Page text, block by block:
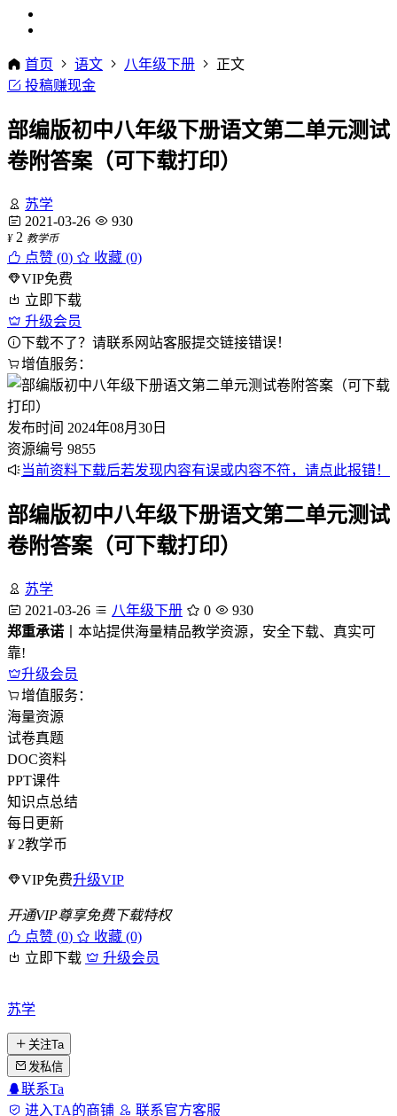
首页 语文 八年级下册
正文
投稿赚现金
部编版初中八年级下册语文第二单元测试
卷附答案（可下载打印）
苏学
2021-03-26
930
¥ 2 教学币
点赞 (0)
收藏 (0)
VIP免费
立即下载
升级会员
下载不了？请联系网站客服提交链接错误！
增值服务：
发布时间 2024年08月30日
资源编号 9855
当前资料下载后若发现内容有误或内容不符，请点此报错！
部编版初中八年级下册语文第二单元测试
卷附答案（可下载打印）
苏学
2021-03-26
八年级下册 0
930
郑重承诺 丨本站提供海量精品教学资源，安全下载、真实可
靠!
升级会员
增值服务：
海量资源
试卷真题
DOC资料
PPT课件
知识点总结
每日更新
¥ 2教学币
VIP免费升级VIP
开通VIP尊享免费下载特权
点赞 (0)
收藏 (0)
立即下载
升级会员
苏学
关注Ta
发私信
联系Ta
进入TA的商铺
联系官方客服